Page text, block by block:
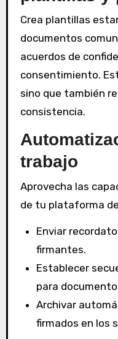
Crea plantillas
documentos
acuerdos de
consentimiento.
sino que también
consistencia.
trabajo
Aprovecha las
de tu plataforma
Enviar
firmantes.
Establecer
para
Archivar
firmados en los